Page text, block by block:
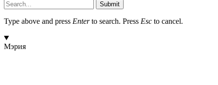
Submit
Type above and press Enterto search. Press Esc to cancel.
Мэрия